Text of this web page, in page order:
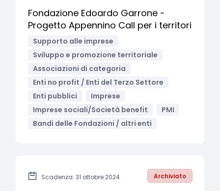
Fondazione Edoardo Garrone -
Progetto Appennino Call per i territori
Supporto alle imprese
Sviluppo e promozione territoriale
Associazioni di categoria
Enti no profit / Enti del Terzo Settore
Enti pubblici
Imprese
Imprese sociali/Società benefit
PMI
Bandi delle Fondazioni / altri enti
Scadenza: 31 ottobre 2024 Archiviato